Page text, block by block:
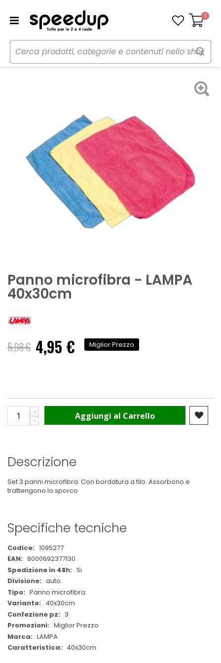
Carrello
0
Home Auto Cura dell'auto
Panni, pelli e spugne
Panno microfibra - LAMPA
Panno microfibra - LAMPA
40x30cm
5,98 €
Prezzo
speciale
4,95 € Miglior Prezzo
Aggiungi al Carrello
Descrizione
Set 3 panni microfibra. Con bordatura a filo. Assorbono e
trattengono lo sporco
Specifiche tecniche
Maggiori
Informazioni
1095277
8000692377130
Si
auto
Panno microfibra
40x30cm
3
Miglior Prezzo
LAMPA
40x30cm